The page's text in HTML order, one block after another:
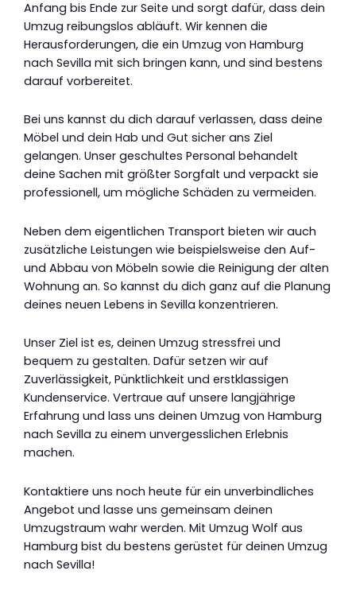
Anfang bis Ende zur Seite und sorgt dafür, dass dein
Umzug reibungslos abläuft. Wir kennen die
Herausforderungen, die ein Umzug von Hamburg
nach Sevilla mit sich bringen kann, und sind bestens
darauf vorbereitet.
Bei uns kannst du dich darauf verlassen, dass deine
Möbel und dein Hab und Gut sicher ans Ziel
gelangen. Unser geschultes Personal behandelt
deine Sachen mit größter Sorgfalt und verpackt sie
professionell, um mögliche Schäden zu vermeiden.
Neben dem eigentlichen Transport bieten wir auch
zusätzliche Leistungen wie beispielsweise den Auf-
und Abbau von Möbeln sowie die Reinigung der alten
Wohnung an. So kannst du dich ganz auf die Planung
deines neuen Lebens in Sevilla konzentrieren.
Unser Ziel ist es, deinen Umzug stressfrei und
bequem zu gestalten. Dafür setzen wir auf
Zuverlässigkeit, Pünktlichkeit und erstklassigen
Kundenservice. Vertraue auf unsere langjährige
Erfahrung und lass uns deinen Umzug von Hamburg
nach Sevilla zu einem unvergesslichen Erlebnis
machen.
Kontaktiere uns noch heute für ein unverbindliches
Angebot und lasse uns gemeinsam deinen
Umzugstraum wahr werden. Mit Umzug Wolf aus
Hamburg bist du bestens gerüstet für deinen Umzug
nach Sevilla!